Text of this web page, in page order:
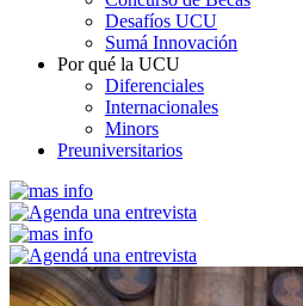
Desafíos UCU
Sumá Innovación
Por qué la UCU
Diferenciales
Internacionales
Minors
Preuniversitarios